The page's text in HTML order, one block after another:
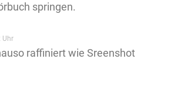
springen.
Uhr
raffiniert wie Sreenshot